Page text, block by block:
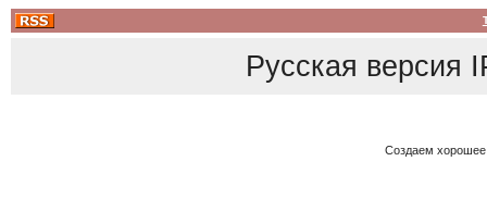
Русская версия
Создаем